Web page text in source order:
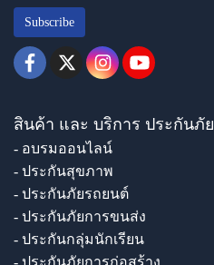
Subscribe
สินค้า และ บริการ ประกันภัย
- อบรมออนไลน์
- ประกันสุขภาพ
- ประกันภัยรถยนต์
- ประกันภัยการขนส่ง
- ประกันกลุ่มนักเรียน
- ประกันภัยการก่อสร้าง